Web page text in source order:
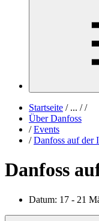
Startseite /... / /
Über Danfoss
/ Events
/ Danfoss auf der
Danfoss
Datum: 17 - 21